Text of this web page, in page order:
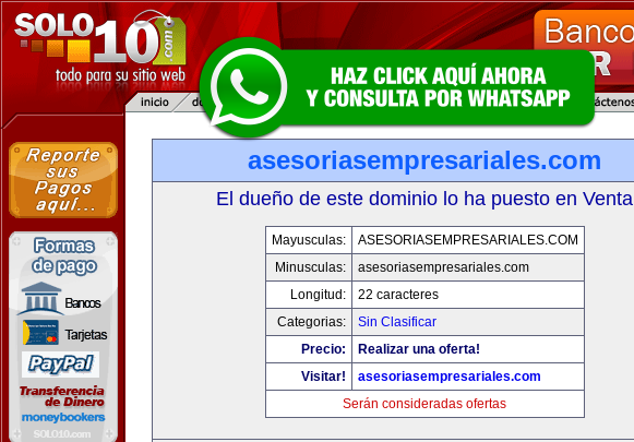
asesoriasempresariales.com
El dueño de este dominio lo ha puesto en Venta
Mayusculas:
ASESORIASEMPRESARIALES.COM
Minusculas:
asesoriasempresariales.com
Longitud:
22 caracteres
Categorias:
Sin Clasificar
Precio:
Realizar una oferta!
Visitar!
asesoriasempresariales.com
Serán consideradas ofertas